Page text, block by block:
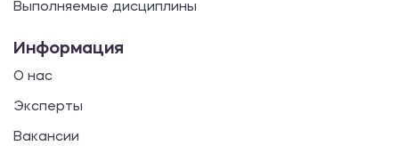
Выполняемые дисциплины
Информация
О нас
Эксперты
Вакансии